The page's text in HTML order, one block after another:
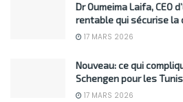
Dr Oumeima Laifa, CEO
rentable qui sécurise la
17 MARS 2026
Nouveau: ce qui
Schengen pour les
17 MARS 2026